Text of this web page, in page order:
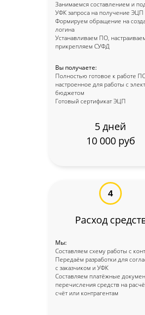
4
Мы:
Составляем схему работы с
Передаём разработки для
с заказчиком и УФК
Составляем платёжные
перечисления средств на
счёт или контрагентам
Расход
Вы получаете:
Полностью готовое к работе
настроенное для работы с
бюджетом
Готовый сертификат ЭЦП
Занимаемся составлением и
УФК запроса на получение ЭЦП
Формируем обращение на
логина
Устанавливаем ПО,
прикрепляем СУФД
5 дней
10 000 руб
Казначейское сопровождение